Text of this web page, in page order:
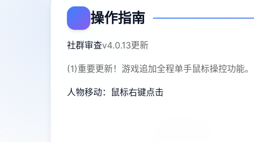
操作指南
社群审查v4.0.13更新
(1)重要更新！游戏追加全程单手鼠标操控功能。
人物移动：鼠标右键点击